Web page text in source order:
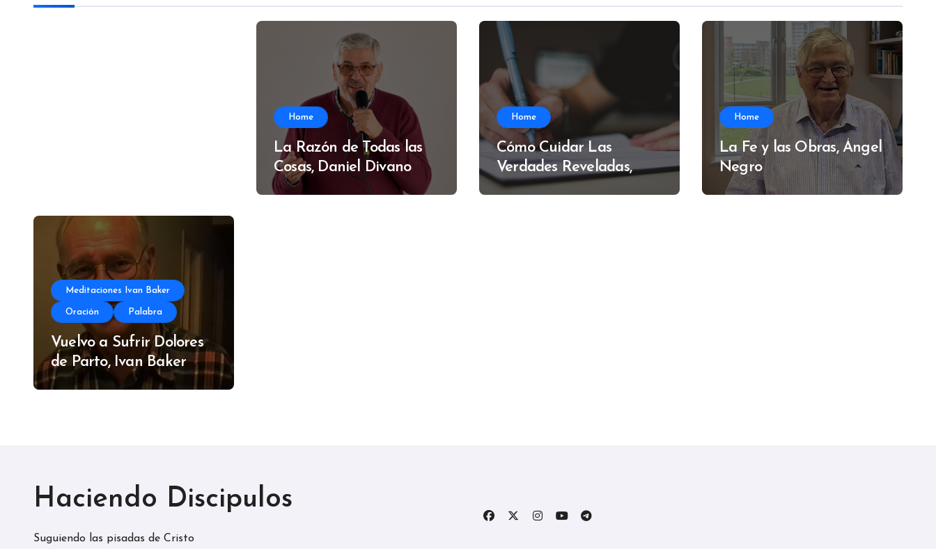
Home
La Razón de Todas las
Cosas, Daniel Divano
Home
Cómo Cuidar Las
Verdades Reveladas,
Alfredo Muzzi
Home
La Fe y las Obras, Ángel
Negro
Meditaciones Ivan Baker
Oración Palabra
Vuelvo a Sufrir Dolores
de Parto, Ivan Baker
Haciendo Discipulos
Suguiendo las pisadas de Cristo